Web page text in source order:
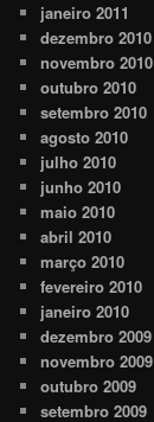
janeiro 2011
dezembro 2010
novembro 2010
outubro 2010
setembro 2010
agosto 2010
julho 2010
junho 2010
maio 2010
abril 2010
março 2010
fevereiro 2010
janeiro 2010
dezembro 2009
novembro 2009
outubro 2009
setembro 2009